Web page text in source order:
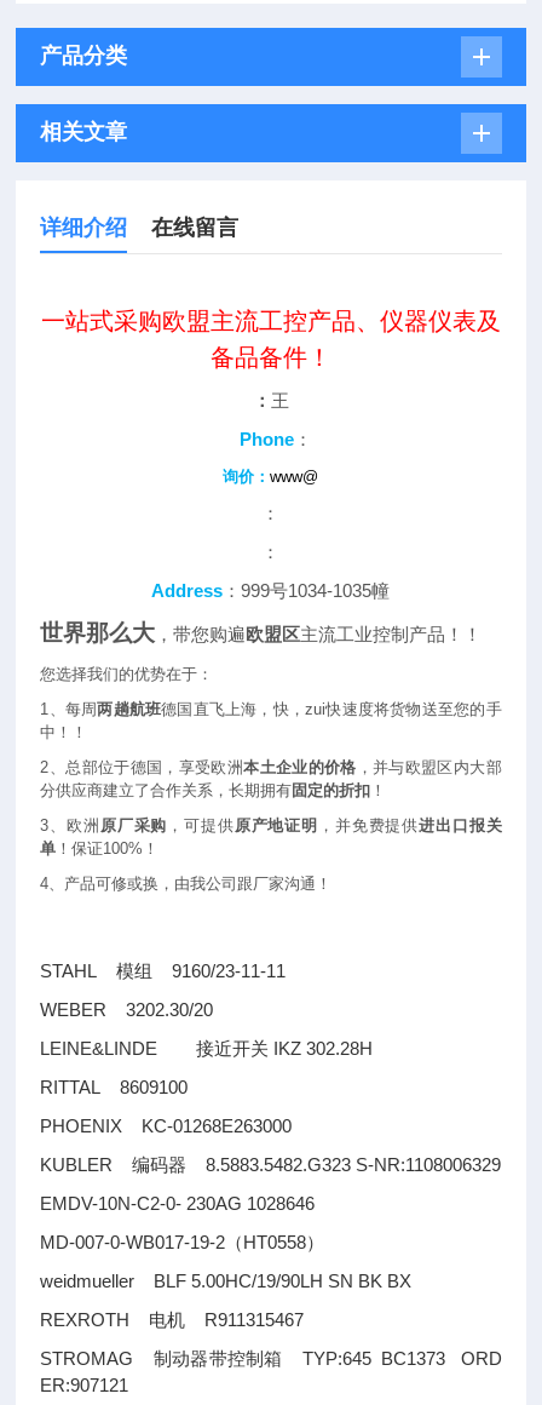
产品分类
相关文章
详细介绍 在线留言
一站式采购欧盟主流工控产品、仪器仪表及
备品备件！
： 王
Phone：
询价：www@
：
：
Address ：999号1034-1035幢
世界那么大 ，带您购遍欧盟区主流工业控制产品！！
您选择我们的优势在于：
1、每周两趟航班德国直飞上海，快，zui快速度将货物送至您的手
中！！
2、总部位于德国，享受欧洲本土企业的价格 ，并与欧盟区内大部
分供应商建立了合作关系，长期拥有固定的折扣 ！
3、欧洲 原厂采购 ，可提供原产地证明 ，并免费提供进出口报关
单 ！保证100%！
4、产品可修或换，由我公司跟厂家沟通！
STAHL模组
9160/23-11-11
WEBER 3202.30/20
LEINE&LINDE接近开关 IKZ 302.28H
RITTAL 8609100
PHOENIX KC-01268E263000
KUBLER编码器
8.5883.5482.G323 S-NR:1108006329
EMDV-10N-C2-0- 230AG 1028646
MD-007-0-WB017-19-2 （HT0558）
weidmueller BLF 5.00HC/19/90LH SN BK BX
REXROTH 电机 R911315467
STROMAG制动器带控制箱
TYP:645 BC1373 ORD
ER:907121